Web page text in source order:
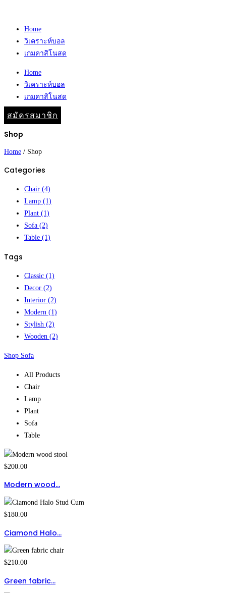
Home
วิเคราะห์บอล
เกมคาสิโนสด
Home
วิเคราะห์บอล
เกมคาสิโนสด
สมัครสมาชิก
Shop
Home / Shop
Categories
Chair (4)
Lamp (1)
Plant (1)
Sofa (2)
Table (1)
Tags
Classic (1)
Decor (2)
Interior (2)
Modern (1)
Stylish (2)
Wooden (2)
Shop Sofa
All Products
Chair
Lamp
Plant
Sofa
Table
$200.00
Modern wood…
$180.00
Ciamond Halo…
$210.00
Green fabric…